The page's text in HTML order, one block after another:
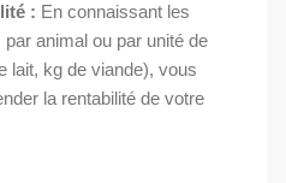
: En connaissant les
animal ou par unité de
lait, kg de viande), vous
la rentabilité de votre